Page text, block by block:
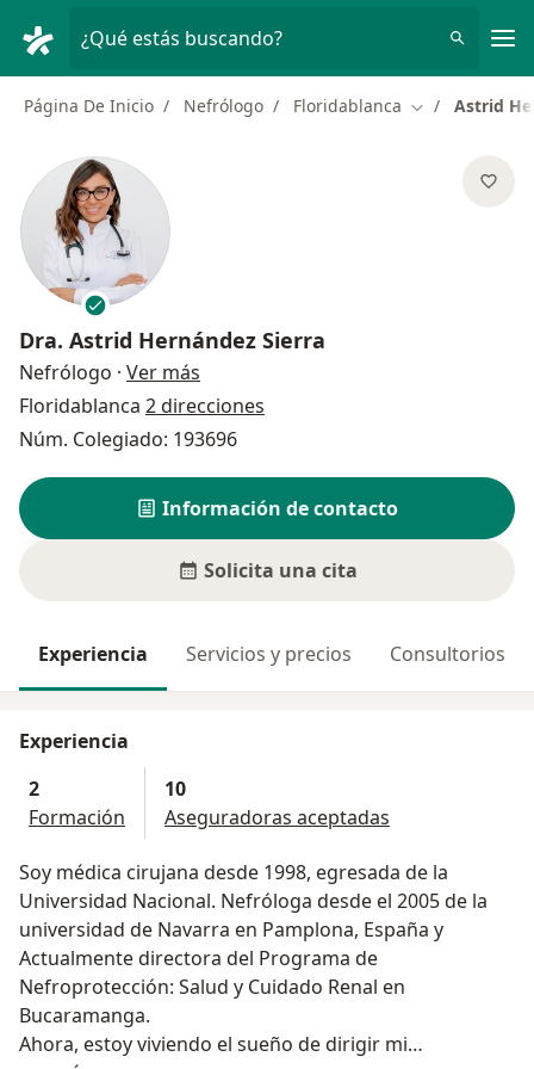
¿Qué estás buscando?
Página De Inicio Nefrólogo Floridablanca Cambiar de
Astrid
Dra. Astrid Hernández Sierra
Nefrólogo · Ver más
Floridablanca 2 direcciones
Núm. Colegiado: 193696
Información de contacto
Solicita una cita
Experiencia Servicios y precios Consultorios
Experiencia
2
Formación
10
Aseguradoras aceptadas
Soy médica cirujana desde 1998, egresada de la
Universidad Nacional. Nefróloga desde el 2005 de la
universidad de Navarra en Pamplona, España y
Actualmente directora del Programa de
Nefroprotección: Salud y Cuidado Renal en
Bucaramanga.
Ahora, estoy viviendo el sueño de dirigir mi